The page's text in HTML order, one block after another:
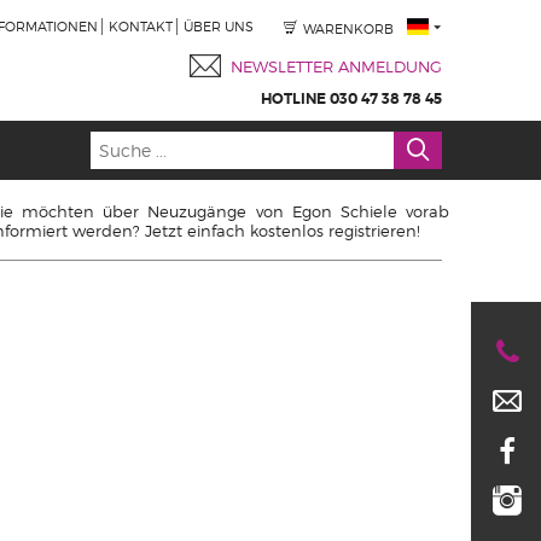
KONTAKT ÜBER UNS WARENKORB
NEWSLETTER ANMELDUNG
HOTLINE 030 47 38 78 45
möchten über Neuzugänge von Egon Schiele vorab
werden? Jetzt einfach kostenlos registrieren!